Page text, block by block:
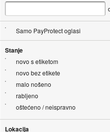
Samo PayProtect oglasi
Stanje
novo s etiketom
novo bez etikete
malo nošeno
rabljeno
oštećeno / neispravno
Lokacija